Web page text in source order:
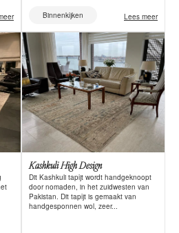
Binnenkijken Lees meer
Kashkuli High Design
Dit Kashkuli tapijt wordt handgeknoopt
door nomaden, in het zuidwesten van
Pakistan. Dit tapijt is gemaakt van
handgesponnen wol, zeer...